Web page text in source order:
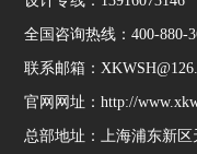
全国咨询热线：400-880-
联系邮箱：
官网网址：http://
总部地址：上海浦东新